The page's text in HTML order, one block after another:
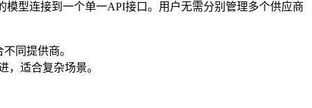
模型连接到一个单一API接口。用户无需分别管理多个供应商
同提供商。
，适合复杂场景。